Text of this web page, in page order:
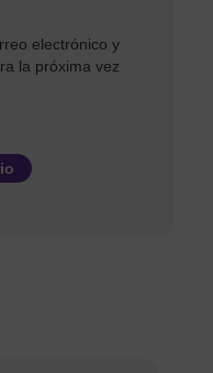
electrónico y
la próxima vez